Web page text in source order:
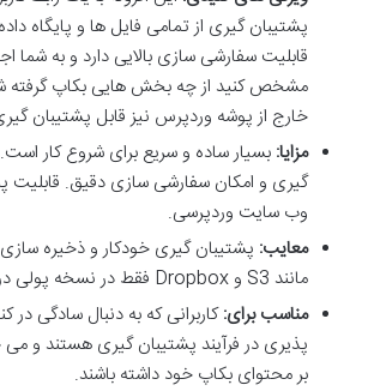
پشتیبان گیری از تمامی فایل ها و پایگاه
قابلیت سفارشی سازی بالایی دارد و به شما
مشخص کنید از چه بخش هایی بکاپ گرفته
خارج از پوشه وردپرس نیز قابل پشتیبان
مزایا: بسیار ساده و سریع برای شروع کار
گیری و امکان سفارشی سازی دقیق. قابلیت
وب سایت وردپرسی.
معایب: پشتیبان گیری خودکار و ذخیره سازی
مانند S3 و Dropbox فقط در نسخه پولی در دسترس هستند.
مناسب برای:کاربرانی که به دنبال سادگی در
پذیری در فرآیند پشتیبان گیری هستند و
بر محتوای بکاپ خود داشته باشند.